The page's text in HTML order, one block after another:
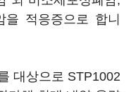
적응증으로 합니
대상으로 STP1002